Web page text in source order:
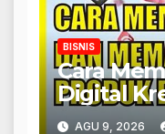
BISNIS
Cara
Digital
AGU 9, 2026